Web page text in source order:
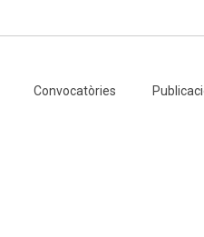
Convocatòries